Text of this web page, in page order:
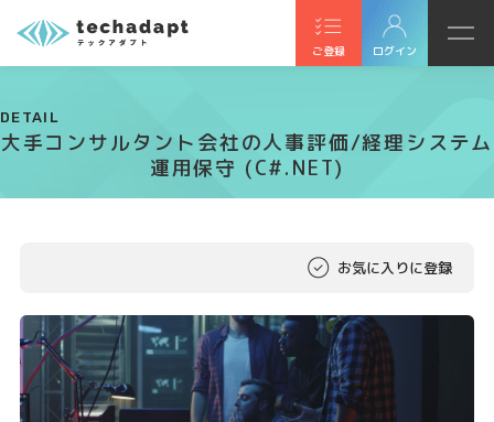
ご登録 ログイン
DETAIL
大手コンサルタント会社の人事評価/経理システム
運用保守 (C#.NET)
お気に入りに登録